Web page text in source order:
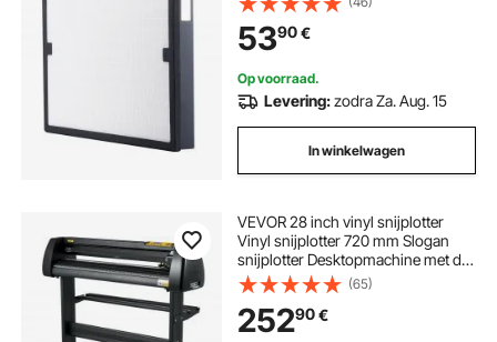
scrubber, luchtreinigers, apparatuur
voor waterschadeherstel
5390€
Op voorraad.
Levering:zodra Za. Aug. 15
In winkelwagen
VEVOR 28 inch vinyl snijplotter
Vinyl snijplotter 720 mm Slogan
snijplotter Desktopmachine met de
software
(65)
25290€